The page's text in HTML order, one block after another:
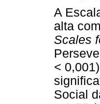
A
alta
Scales
<
Social